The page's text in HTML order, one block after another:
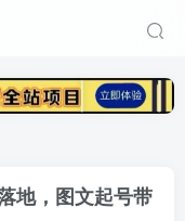
地，图文起号带